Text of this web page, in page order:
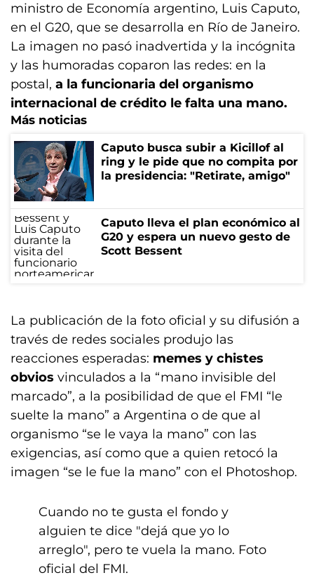
ministro de Economía argentino, Luis Caputo,
en el G20, que se desarrolla en Río de Janeiro.
La imagen no pasó inadvertida y la incógnita
y las humoradas coparon las redes: en la
postal, a la funcionaria del organismo
internacional de crédito le falta una mano.
Más noticias
Caputo busca subir a Kicillof al
ring y le pide que no compita por
la presidencia: "Retirate, amigo"
Caputo lleva el plan económico al
G20 y espera un nuevo gesto de
Scott Bessent
La publicación de la foto oficial y su difusión a
través de redes sociales produjo las
reacciones esperadas: memes y chistes
obvios vinculados a la “mano invisible del
marcado”, a la posibilidad de que el FMI “le
suelte la mano” a Argentina o de que al
organismo “se le vaya la mano” con las
exigencias, así como que a quien retocó la
imagen “se le fue la mano” con el Photoshop.
Cuando no te gusta el fondo y
alguien te dice "dejá que yo lo
arreglo", pero te vuela la mano. Foto
oficial del FMI.